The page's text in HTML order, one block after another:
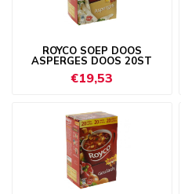
ROYCO SOEP DOOS
ASPERGES DOOS 20ST
€19,53